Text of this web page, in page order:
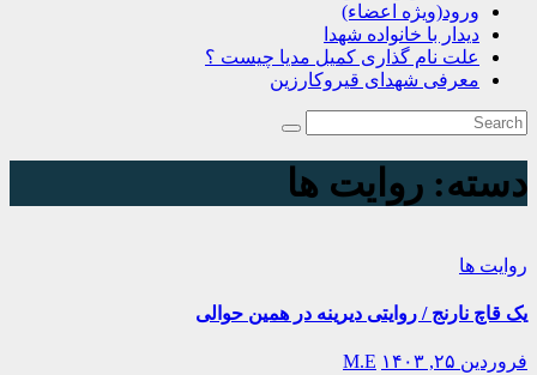
ورود(ویژه اعضاء)
دیدار با خانواده شهدا
علت نام گذاری کمیل مدیا چیست ؟
معرفی شهدای قیروکارزین
دسته: روایت ها
روایت ها
یک قاچ نارنج / روایتی دیرینه در همین حوالی
فروردین ۲۵, ۱۴۰۳ M.E